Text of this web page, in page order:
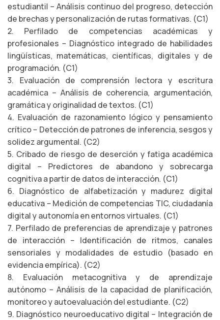
estudiantil – Análisis continuo del progreso, detección
de brechas y personalización de rutas formativas. (C1)
2. Perfilado de competencias académicas y
profesionales – Diagnóstico integrado de habilidades
lingüísticas, matemáticas, científicas, digitales y de
programación. (C1)
3. Evaluación de comprensión lectora y escritura
académica – Análisis de coherencia, argumentación,
gramática y originalidad de textos. (C1)
4. Evaluación de razonamiento lógico y pensamiento
crítico – Detección de patrones de inferencia, sesgos y
solidez argumental. (C2)
5. Cribado de riesgo de deserción y fatiga académica
digital – Predictores de abandono y sobrecarga
cognitiva a partir de datos de interacción. (C1)
6. Diagnóstico de alfabetización y madurez digital
educativa – Medición de competencias TIC, ciudadanía
digital y autonomía en entornos virtuales. (C1)
7. Perfilado de preferencias de aprendizaje y patrones
de interacción – Identificación de ritmos, canales
sensoriales y modalidades de estudio (basado en
evidencia empírica). (C2)
8. Evaluación metacognitiva y de aprendizaje
autónomo – Análisis de la capacidad de planificación,
monitoreo y autoevaluación del estudiante. (C2)
9. Diagnóstico neuroeducativo digital – Integración de